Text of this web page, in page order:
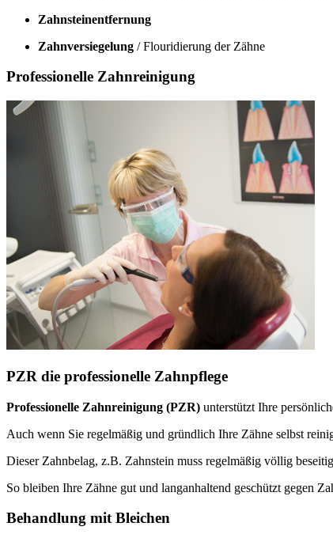
Zahnsteinentfernung
Zahnversiegelung / Flouridierung der Zähne
Professionelle Zahnreinigung
PZR die professionelle Zahnpflege
Professionelle Zahnreinigung (PZR) unterstützt Ihre
Auch wenn Sie regelmäßig und gründlich Ihre Zähne selbst
Dieser Zahnbelag, z.B. Zahnstein muss regelmäßig völlig
So bleiben Ihre Zähne gut und langanhaltend geschützt gegen
Behandlung mit Bleichen